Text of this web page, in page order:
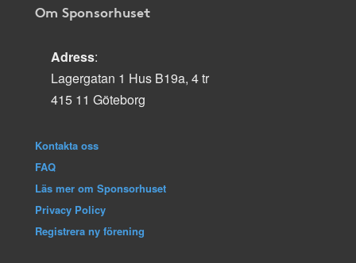
Om Sponsorhuset
Adress:
Lagergatan 1 Hus B19a, 4 tr
415 11 Göteborg
Kontakta oss
FAQ
Läs mer om Sponsorhuset
Privacy Policy
Registrera ny förening